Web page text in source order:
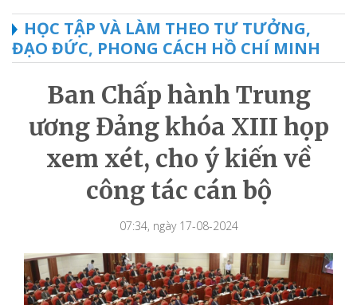
HỌC TẬP VÀ LÀM THEO TƯ TƯỞNG,
ĐẠO ĐỨC, PHONG CÁCH HỒ CHÍ MINH
Ban Chấp hành Trung
ương Đảng khóa XIII họp
xem xét, cho ý kiến về
công tác cán bộ
07:34, ngày 17-08-2024